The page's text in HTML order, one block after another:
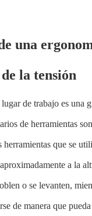
una
la tensión
de trabajo es una
de herramientas
herramientas que se
a la
o se levanten,
de manera que